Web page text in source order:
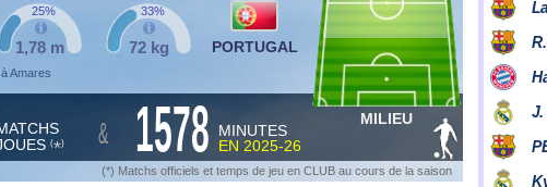
Amares
1,78 m
25%
72 kg
33%
PORTUGAL
(*) & 1578
MINUTES
EN 2025-26
MILIEU
(*) Matchs officiels et temps de jeu en CLUB au cours de la saison